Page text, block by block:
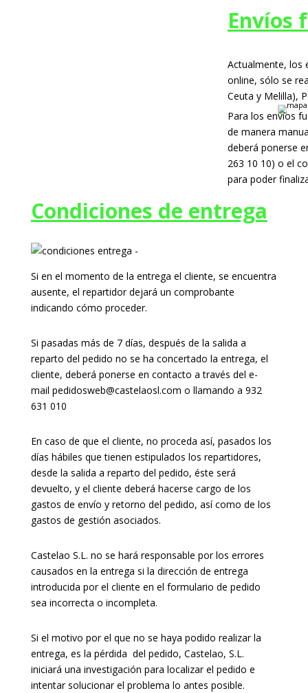
Envíos
Actualmente, los
online, sólo se
Ceuta y Melilla),
Para los envíos
de manera
deberá ponerse
263 10 10) o el
para poder
Condiciones de entrega
Si en el momento de la entrega el cliente, se encuentra
ausente, el repartidor dejará un comprobante
indicando cómo proceder.
Si pasadas más de 7 días, después de la salida a
reparto del pedido no se ha concertado la entrega, el
cliente, deberá ponerse en contacto a través del e-
mail pedidosweb@castelaosl.com o llamando a 932
631 010
En caso de que el cliente, no proceda así, pasados los
días hábiles que tienen estipulados los repartidores,
desde la salida a reparto del pedido, éste será
devuelto, y el cliente deberá hacerse cargo de los
gastos de envío y retorno del pedido, así como de los
gastos de gestión asociados.
Castelao S.L. no se hará responsable por los errores
causados en la entrega si la dirección de entrega
introducida por el cliente en el formulario de pedido
sea incorrecta o incompleta.
Si el motivo por el que no se haya podido realizar la
entrega, es la pérdida del pedido, Castelao, S.L.
iniciará una investigación para localizar el pedido e
intentar solucionar el problema lo antes posible.